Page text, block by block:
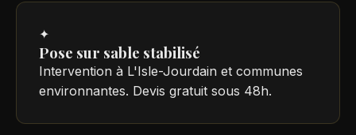
✦
Pose sur sable stabilisé
Intervention à L'Isle-Jourdain et communes
environnantes. Devis gratuit sous 48h.